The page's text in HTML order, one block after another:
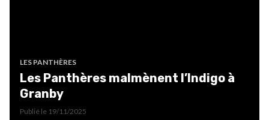
LES PANTHÈRES
Les Panthères malmènent l’Indigo à
Granby
Publié le 19/11/2025